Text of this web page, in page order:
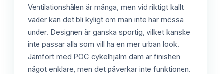
Ventilationshålen är många, men vid riktigt kallt
väder kan det bli kyligt om man inte har mössa
under. Designen är ganska sportig, vilket kanske
inte passar alla som vill ha en mer urban look.
Jämfört med POC cykelhjälm dam är finishen
något enklare, men det påverkar inte funktionen.